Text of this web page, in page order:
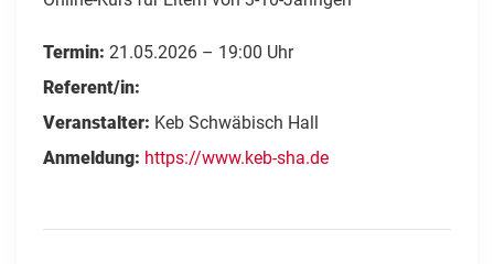
Termin: 21.05.2026 – 19:00 Uhr
Referent/in:
Veranstalter: Keb Schwäbisch Hall
Anmeldung: https://www.keb-sha.de